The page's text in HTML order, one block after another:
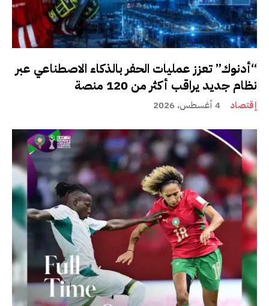
“أدنوك” تعزز عمليات الحفر بالذكاء الاصطناعي عبر
نظام جديد يراقب أكثر من 120 منصة
إقتصاد 4 أغسطس، 2026